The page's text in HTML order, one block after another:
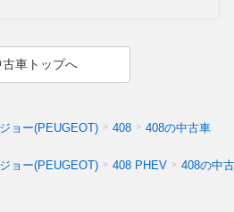
古車トップへ
ョー(PEUGEOT) 408 408の中古車
ョー(PEUGEOT) 408 PHEV 408の中